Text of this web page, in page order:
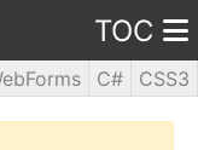
TOC
C#
CSS3
PHP5